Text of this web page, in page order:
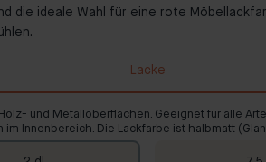
die ideale Wahl für eine rote
Lacke
und Metalloberflächen. Geeignet für alle
im Innenbereich. Die Lackfarbe ist halbmatt